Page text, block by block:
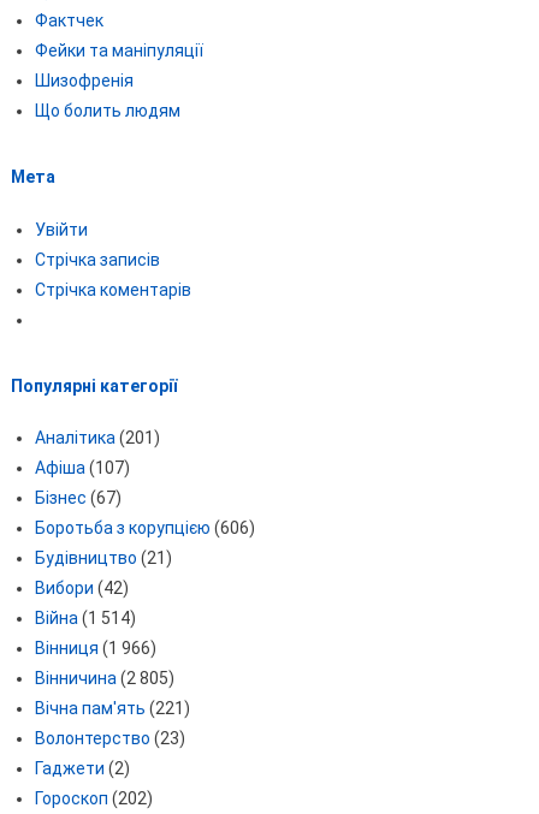
Фактчек
Фейки та маніпуляції
Шизофренія
Що болить людям
Мета
Увійти
Стрічка записів
Стрічка коментарів
Популярні категорії
Аналітика(201)
Афіша(107)
Бізнес (67)
Боротьба з корупцією (606)
Будівництво (21)
Вибори (42)
Війна(1 514)
Вінниця (1 966)
Вінничина(2 805)
Вічна пам'ять (221)
Волонтерство (23)
Гаджети (2)
Гороскоп (202)